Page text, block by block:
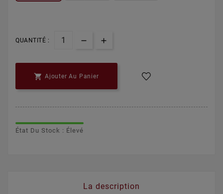
QUANTITÉ :
 Ajouter Au Panier
État Du Stock : Élevé
La description